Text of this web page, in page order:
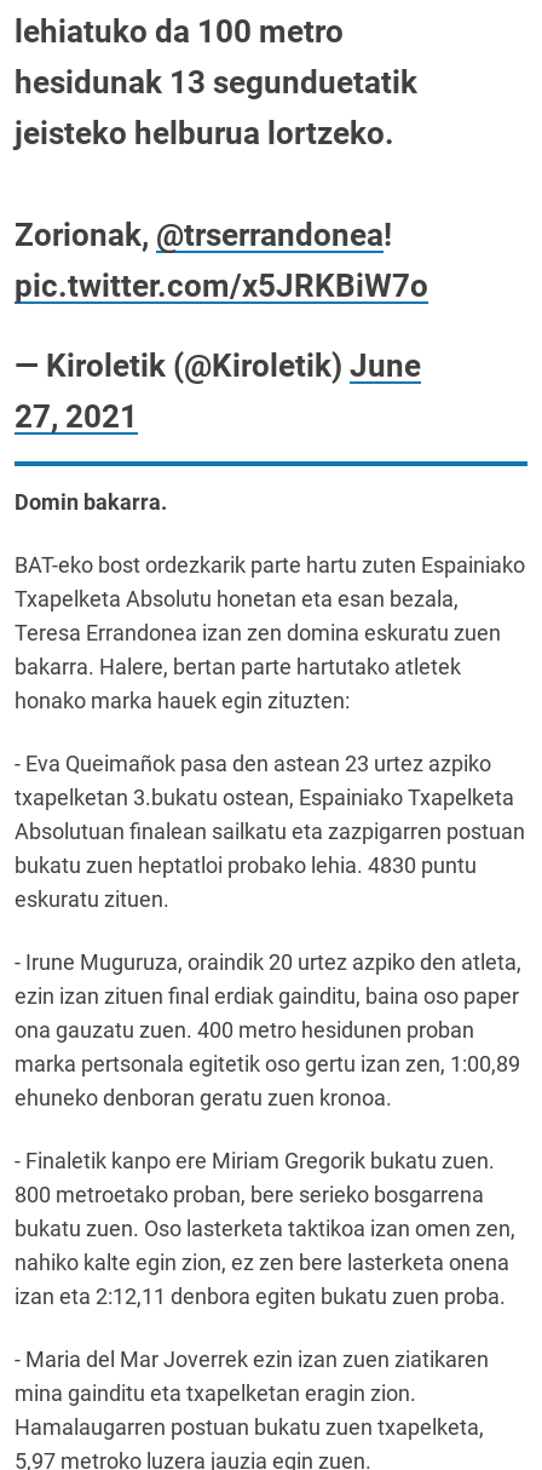
lehiatuko da 100 metro
hesidunak 13 segunduetatik
jeisteko helburua lortzeko.
Zorionak, @trserrandonea!
pic.twitter.com/x5JRKBiW7o
— Kiroletik (@Kiroletik) June
27, 2021
Domin bakarra.
BAT-eko bost ordezkarik parte hartu zuten Espainiako
Txapelketa Absolutu honetan eta esan bezala,
Teresa Errandonea izan zen domina eskuratu zuen
bakarra. Halere, bertan parte hartutako atletek
honako marka hauek egin zituzten:
- Eva Queimañok pasa den astean 23 urtez azpiko
txapelketan 3.bukatu ostean, Espainiako Txapelketa
Absolutuan finalean sailkatu eta zazpigarren postuan
bukatu zuen heptatloi probako lehia. 4830 puntu
eskuratu zituen.
- Irune Muguruza, oraindik 20 urtez azpiko den atleta,
ezin izan zituen final erdiak gainditu, baina oso paper
ona gauzatu zuen. 400 metro hesidunen proban
marka pertsonala egitetik oso gertu izan zen, 1:00,89
ehuneko denboran geratu zuen kronoa.
- Finaletik kanpo ere Miriam Gregorik bukatu zuen.
800 metroetako proban, bere serieko bosgarrena
bukatu zuen. Oso lasterketa taktikoa izan omen zen,
nahiko kalte egin zion, ez zen bere lasterketa onena
izan eta 2:12,11 denbora egiten bukatu zuen proba.
- Maria del Mar Joverrek ezin izan zuen ziatikaren
mina gainditu eta txapelketan eragin zion.
Hamalaugarren postuan bukatu zuen txapelketa,
5,97 metroko luzera jauzia egin zuen.